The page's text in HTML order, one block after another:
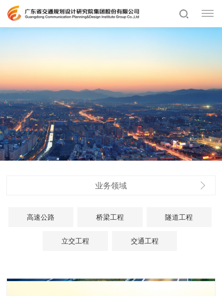
业务领域
高速公路 桥梁工程 隧道工程
立交工程 交通工程